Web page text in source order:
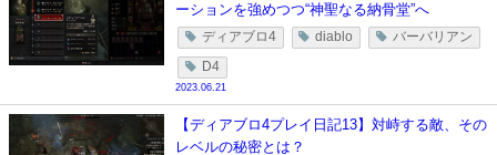
ーションを強めつつ“神聖なる納骨堂”へ
ディアブロ4 diablo バーバリアン
D4
2023.06.21
【ディアブロ4プレイ日記13】対峙する敵、その
レベルの秘密とは？